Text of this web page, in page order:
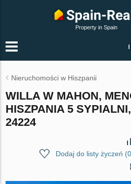
Property in Spain
Nieruchomości w Hiszpanii
WILLA W MAHON,
HISZPANIA 5
24224
Dodaj do listy życzeń (0